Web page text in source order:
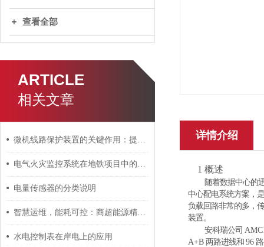
查看全部
ARTICLE
相关文章
微机线路保护装置的关键作用：提高电网稳定性
电气火灾监控系统在地铁项目中的应用
电量传感器的分类说明
智慧运维，能耗可控：商超能源精细化管理之路
水电控制表在岸电上的应用
详情介绍
1 概述
随着数据中心的
中心配电系统方案，
负载回路非常的多，
装置。
安科瑞公司
A+B 两路进线和 96